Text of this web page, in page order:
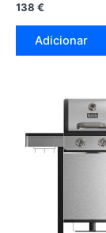
138 €
Adicionar